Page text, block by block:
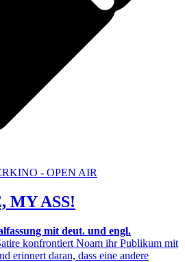
- OPEN AIR
MY ASS!
mit deut. und engl.
konfrontiert Noam ihr Publikum mit
erinnert daran, dass eine andere